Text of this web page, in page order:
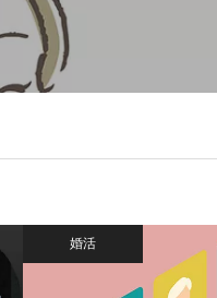
婚活